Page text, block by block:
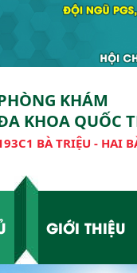
KHÁM
KHOA QUỐC
BÀ TRIỆU - HAI
GIỚI THIỆU